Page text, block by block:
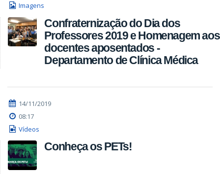
Imagens
Confraternização do Dia dos
Professores 2019 e Homenagem aos
docentes aposentados -
Departamento de Clínica Médica
14/11/2019
08:17
Vídeos
Conheça os PETs!